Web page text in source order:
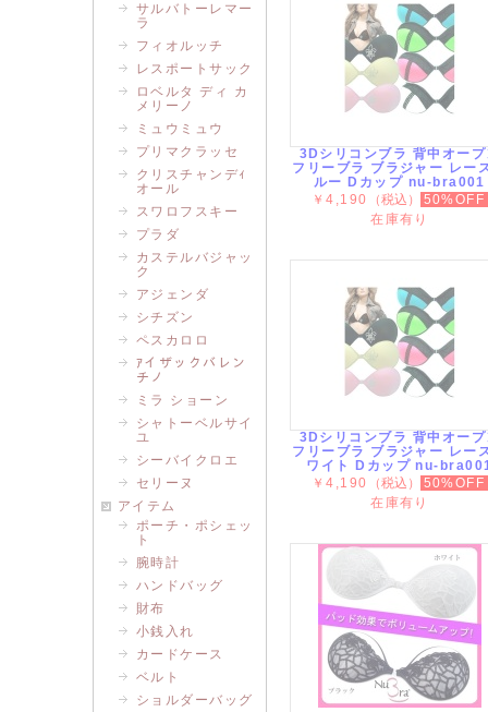
3Dシリコンブラ 背中オー
フリーブラ ブラジャー レー
ルー Dカップ nu-bra001
￥4,190
（税込）
50%OFF
在庫有り
3Dシリコンブラ 背中オー
フリーブラ ブラジャー レー
ワイト Dカップ nu-
￥4,190
（税込）
50%OFF
在庫有り
サルバトーレマー
ラ
フィオルッチ
レスポートサック
ロベルタ ディ カ
メリーノ
ミュウミュウ
プリマクラッセ
クリスチャンデｨ
オール
スワロフスキー
プラダ
カステルバジャッ
ク
アジェンダ
シチズン
ペスカロロ
ｱイザックバレン
チノ
ミラ ショーン
シャトーベルサイ
ユ
シーバイクロエ
セリーヌ
アイテム
ポーチ・ポシェッ
ト
腕時計
ハンドバッグ
財布
小銭入れ
カードケース
ベルト
ショルダーバッグ